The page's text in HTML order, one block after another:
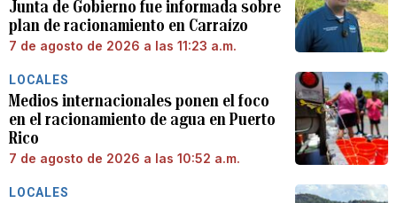
Junta de Gobierno fue informada sobre
plan de racionamiento en Carraízo
7 de agosto de 2026 a las 11:23 a.m.
LOCALES
Medios internacionales ponen el foco
en el racionamiento de agua en Puerto
Rico
7 de agosto de 2026 a las 10:52 a.m.
LOCALES